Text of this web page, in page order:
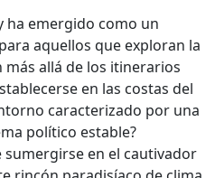
ha emergido como un
aquellos que exploran la
allá de los itinerarios
en las costas del
caracterizado por una
político estable?
sumergirse en el cautivador